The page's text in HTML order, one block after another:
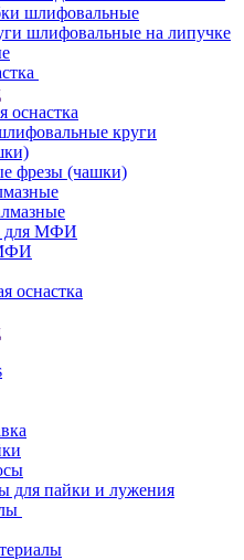
шлифовальные
шлифовальные на липучке
оснастка
круги
фрезы (чашки)
для МФИ
оснастка
для пайки и лужения